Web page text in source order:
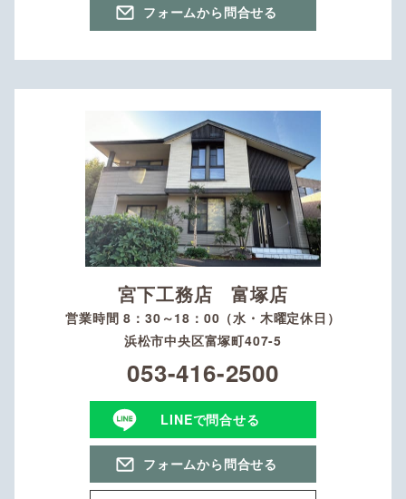
フォームから問合せる
宮下工務店 富塚店
営業時間 8：30～18：00（水・木曜定休日）
浜松市中央区富塚町407-5
053-416-2500
LINEで問合せる
フォームから問合せる